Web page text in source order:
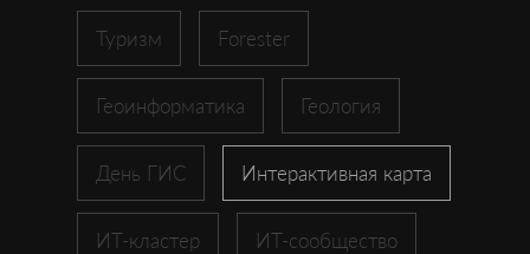
Туризм Forester
Геоинформатика Геология
День ГИС Интерактивная карта
ИТ-кластер ИТ-сообщество